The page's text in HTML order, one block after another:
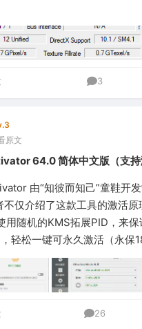
3
原文
64.0 简体中文版（支
由“知彼而知己”童鞋开
仅介绍了这款工具的激活
用随机的KMS拓展PID，来
轻松一键可永久激活（永保
26